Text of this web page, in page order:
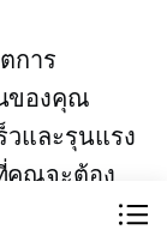
การ
ของคุณ
วและรุนแรง
คุณจะต้อง
ว่าคุณจะได้